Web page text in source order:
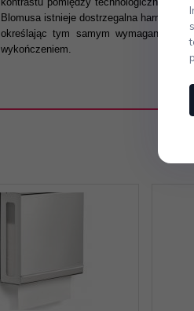
Blomusa istnieje dostrzegalna harmonia
określając tym samym wymagania
wykończeniem.